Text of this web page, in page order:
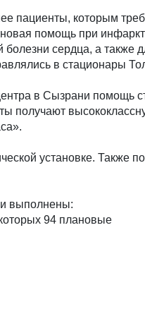
пациенты, которым
помощь при
болезни сердца, а также
в стационары
в Сызрани помощь
получают
установке. Также
выполнены:
94 плановые